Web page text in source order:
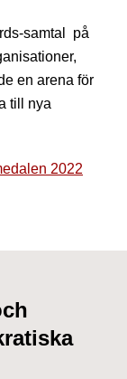
samtal på
en arena för
till nya
2022